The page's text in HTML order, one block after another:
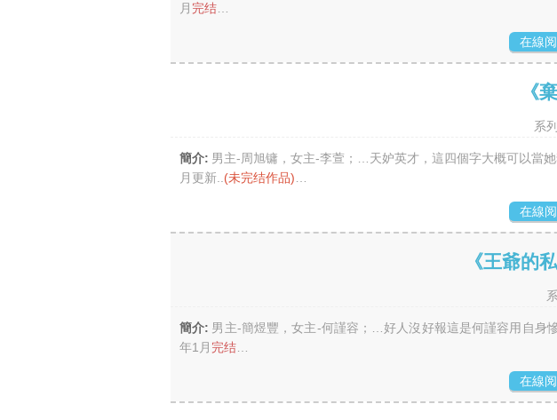
月 完结
在線
《
系
簡介: 男主-周旭镛，女主-李萱；…天妒英才，這四個字大概可以當
月更新.. (未完结作品)
在線
《王爺的
簡介: 男主-簡煜豐，女主-何謹容；…好人沒好報這是何謹容用自身
年1月 完结
在線